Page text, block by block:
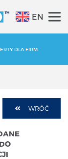
EN
DLA FIRM
WRÓĆ